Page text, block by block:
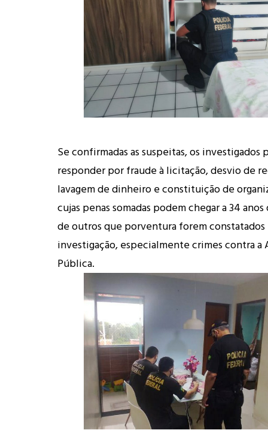
Se confirmadas as suspeitas, os investigados
responder por fraude à licitação, desvio de
lavagem de dinheiro e constituição de
cujas penas somadas podem chegar a 34
de outros que porventura forem constatados
investigação, especialmente crimes contra a
Pública.